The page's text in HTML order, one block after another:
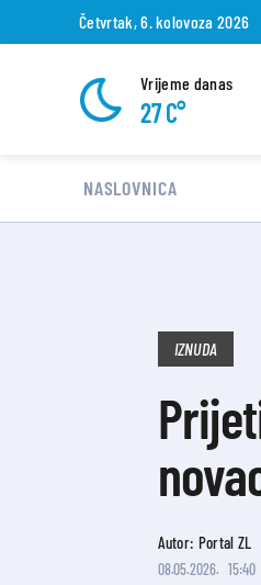
Četvrtak, 6. kolovoza 2026
Vrijeme danas
27 C°
NASLOVNICA
IZNUDA
Autor: Portal ZL
08.05.2026. 15:40